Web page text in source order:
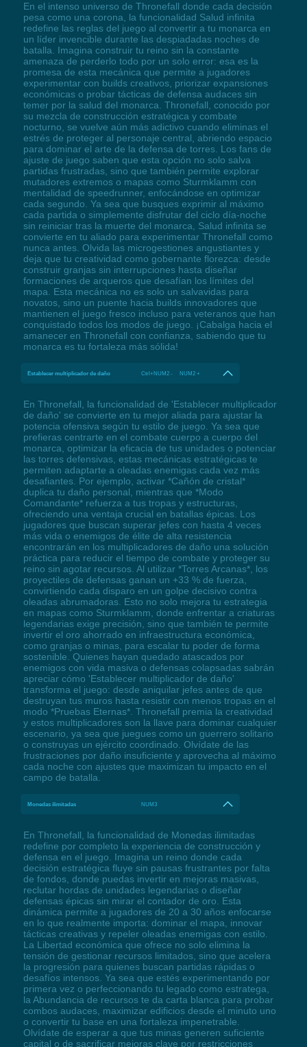
En el intenso universo de Thronefall donde cada decisión
pesa como una corona, la funcionalidad Salud infinita
redefine las reglas del juego al convertir a tu monarca en
un líder invencible durante las despiadadas noches de
batalla. Imagina construir tu reino sin la constante
amenaza de perderlo todo por un solo error: esa es la
promesa de esta mecánica que permite a jugadores
experimentar con builds creativos, priorizar expansiones
económicas o probar tácticas de defensa audaces sin
temer por la salud del monarca. Thronefall, conocido por
su mezcla de construcción estratégica y combate
nocturno, se vuelve aún más adictivo cuando eliminas el
estrés de proteger al personaje central, abriendo espacio
para dominar el arte de la defensa de torres. Los fans de
ajuste de juego saben que esta opción no solo salva
partidas frustradas, sino que también permite explorar
mutadores extremos o mapas como Sturmklamm con
mentalidad de speedrunner, enfocándose en optimizar
cada segundo. Ya sea que busques exprimir al máximo
cada partida o simplemente disfrutar del ciclo día-noche
sin reiniciar tras la muerte del monarca, Salud infinita se
convierte en tu aliado para experimentar Thronefall como
nunca antes. Olvida las microgestiones angustiantes y
deja que tu creatividad como gobernante florezca: desde
construir granjas sin interrupciones hasta diseñar
formaciones de arqueros que desafían los límites del
mapa. Esta mecánica no es solo un salvavidas para
novatos, sino un puente hacia builds innovadores que
mantienen el juego fresco incluso para veteranos que han
conquistado todos los modos de juego. ¡Cabalga hacia el
amanecer en Thronefall con confianza, sabiendo que tu
monarca es tu fortaleza más sólida!
Establecer multiplicador de daño Ctrl+NUM2 - NUM2 +
En Thronefall, la funcionalidad de 'Establecer multiplicador
de daño' se convierte en tu mejor aliada para ajustar la
potencia ofensiva según tu estilo de juego. Ya sea que
prefieras centrarte en el combate cuerpo a cuerpo del
monarca, optimizar la eficacia de tus unidades o potenciar
las torres defensivas, estas mecánicas estratégicas te
permiten adaptarte a oleadas enemigas cada vez más
desafiantes. Por ejemplo, activar *Cañón de cristal*
duplica tu daño personal, mientras que *Modo
Comandante* refuerza a tus tropas y estructuras,
ofreciendo una ventaja crucial en batallas épicas. Los
jugadores que buscan superar jefes con hasta 4 veces
más vida o enemigos de élite de alta resistencia
encontrarán en los multiplicadores de daño una solución
práctica para reducir el tiempo de combate y proteger su
reino sin agotar recursos. Al utilizar *Torres Arcanas*, los
proyectiles de defensas ganan un +33 % de fuerza,
convirtiendo cada disparo en un golpe decisivo contra
oleadas abrumadoras. Esto no solo mejora tu estrategia
en mapas como Sturmklamm, donde enfrentar a criaturas
legendarias exige precisión, sino que también te permite
invertir el oro ahorrado en infraestructura económica,
como granjas o minas, para escalar tu poder de forma
sostenible. Quienes hayan quedado atascados por
enemigos con vida masiva o defensas colapsadas sabrán
apreciar cómo 'Establecer multiplicador de daño'
transforma el juego: desde aniquilar jefes antes de que
destruyan tus muros hasta resistir con menos tropas en el
modo *Pruebas Eternas*. Thronefall premia la creatividad
y estos multiplicadores son la llave para dominar cualquier
escenario, ya sea que juegues como un guerrero solitario
o construyas un ejército coordinado. Olvídate de las
frustraciones por daño insuficiente y aprovecha al máximo
cada noche con ajustes que maximizan tu impacto en el
campo de batalla.
Monedas ilimitadas NUM3
En Thronefall, la funcionalidad de Monedas ilimitadas
redefine por completo la experiencia de construcción y
defensa en el juego. Imagina un reino donde cada
decisión estratégica fluye sin pausas frustrantes por falta
de fondos, donde puedas invertir en mejoras masivas,
reclutar hordas de unidades legendarias o diseñar
defensas épicas sin mirar el contador de oro. Esta
dinámica permite a jugadores de 20 a 30 años enfocarse
en lo que realmente importa: dominar el mapa, innovar
tácticas creativas y repeler oleadas enemigas con estilo.
La Libertad económica que ofrece no solo elimina la
tensión de gestionar recursos limitados, sino que acelera
la progresión para quienes buscan partidas rápidas o
desafíos intensos. Ya sea que estés experimentando por
primera vez o perfeccionando tu legado como estratega,
la Abundancia de recursos te da carta blanca para probar
combos audaces, maximizar edificios desde el minuto uno
o convertir tu base en una fortaleza impenetrable.
Olvídate de esperar a que tus minas generen suficiente
capital o de sacrificar mejoras clave por restricciones